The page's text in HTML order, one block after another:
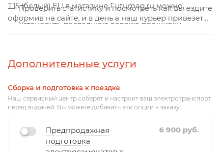
Проверить статистику и посмотреть как вы ездите
Установить последнюю версию прошивки
Находить друзей поблизости
T15 (белый) EU в магазине Futumag.ru можно,
оформив на сайте, и в день а наш курьер привезет
Дополнительные услуги
Сборка и подготовка к поездке
Наш сервисный центр соберёт и настроит ваш электротранспорт
перед выдачей. Вы можете добавить эти опции к заказу:
Предпродажная
подготовка
6 900 руб.